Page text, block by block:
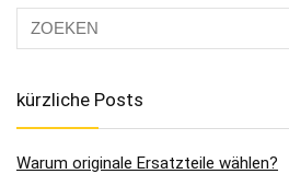
kürzliche Posts
Warum originale Ersatzteile wählen?